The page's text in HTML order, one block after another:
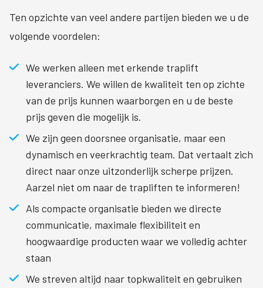
Ten opzichte van veel andere partijen bieden we u de
volgende voordelen:
We werken alleen met erkende traplift
leveranciers. We willen de kwaliteit ten op zichte
van de prijs kunnen waarborgen en u de beste
prijs geven die mogelijk is.
We zijn geen doorsnee organisatie, maar een
dynamisch en veerkrachtig team. Dat vertaalt zich
direct naar onze uitzonderlijk scherpe prijzen.
Aarzel niet om naar de trapliften te informeren!
Als compacte organisatie bieden we directe
communicatie, maximale flexibiliteit en
hoogwaardige producten waar we volledig achter
staan
We streven altijd naar topkwaliteit en gebruiken